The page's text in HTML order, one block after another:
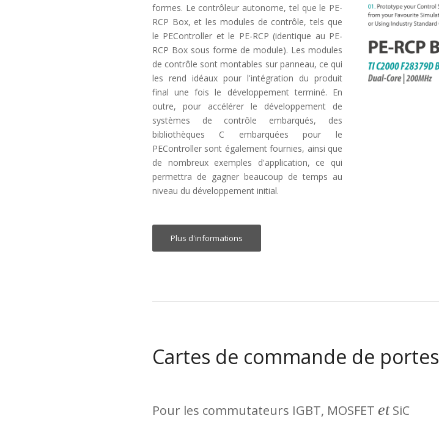
formes. Le contrôleur autonome, tel que le PE-
RCP Box, et les modules de contrôle, tels que
le PEController et le PE-RCP (identique au PE-
RCP Box sous forme de module). Les modules
de contrôle sont montables sur panneau, ce qui
les rend idéaux pour l'intégration du produit
final une fois le développement terminé. En
outre, pour accélérer le développement de
systèmes de contrôle embarqués, des
bibliothèques C embarquées pour le
PEController sont également fournies, ainsi que
de nombreux exemples d'application, ce qui
permettra de gagner beaucoup de temps au
niveau du développement initial.
Plus d'informations
Cartes de commande de portes
Pour les commutateurs IGBT, MOSFET etSiC